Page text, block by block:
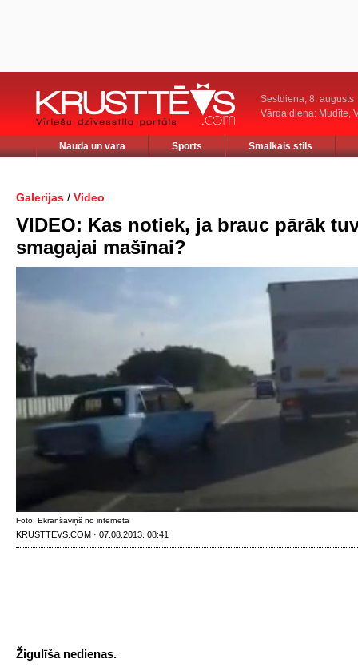
Sestdiena, 8. augusts
Vārda diena: Mudīte,
Nauda un vara Sports Smalkais stils
Galerijas / Video
VIDEO: Kas notiek, ja brauc pārāk
smagajai mašīnai?
Foto: Ekrānšāviņš no interneta
KRUSTTEVS.COM · 07.08.2013. 08:41
Žigulīša nedienas.